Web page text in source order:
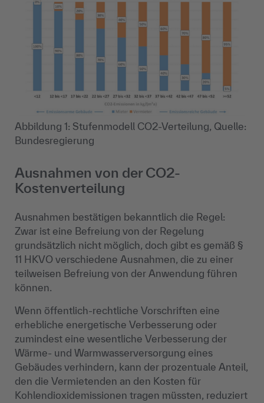
Abbildung 1: Stufenmodell CO2-Verteilung, Quelle:
Bundesregierung
Ausnahmen von der CO2-
Kostenverteilung
Ausnahmen bestätigen bekanntlich die Regel:
Zwar ist eine Befreiung von der Regelung
grundsätzlich nicht möglich, doch gibt es gemäß §
11 HKVO verschiedene Ausnahmen, die zu einer
teilweisen Befreiung von der Anwendung führen
können.
Wenn öffentlich-rechtliche Vorschriften eine
erhebliche energetische Verbesserung oder
zumindest eine wesentliche Verbesserung der
Wärme- und Warmwasserversorgung eines
Gebäudes verhindern, kann der prozentuale Anteil,
den die Vermietenden an den Kosten für
Kohlendioxidemissionen tragen müssten, reduziert